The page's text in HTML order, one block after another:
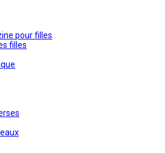
pour filles
filles